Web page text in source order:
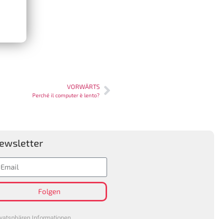
VORWÄRTS
Perché il computer è lento?
Folgen